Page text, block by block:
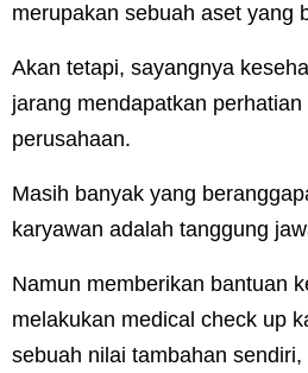
merupakan sebuah aset yang
Akan tetapi, sayangnya
jarang mendapatkan
perusahaan.
Masih banyak yang
karyawan adalah tanggung
Namun memberikan bantuan
melakukan medical check up
sebuah nilai tambahan